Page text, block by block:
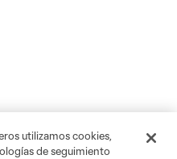
utilizamos cookies,
de seguimiento